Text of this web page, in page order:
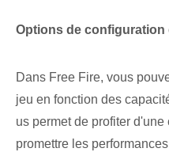
Options de configuration
Dans Free Fire, vous
jeu en fonction des
us permet de profiter
promettre les